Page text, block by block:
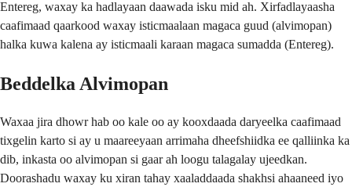
Entereg, waxay ka hadlayaan daawada isku mid ah. Xirfadlayaasha
caafimaad qaarkood waxay isticmaalaan magaca guud (alvimopan)
halka kuwa kalena ay isticmaali karaan magaca sumadda (Entereg).
Beddelka Alvimopan
Waxaa jira dhowr hab oo kale oo ay kooxdaada daryeelka caafimaad
tixgelin karto si ay u maareeyaan arrimaha dheefshiidka ee qalliinka ka
dib, inkasta oo alvimopan si gaar ah loogu talagalay ujeedkan.
Doorashadu waxay ku xiran tahay xaaladdaada shakhsi ahaaneed iyo